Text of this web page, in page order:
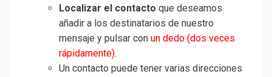
Localizar el contacto que deseamos
añadir a los destinatarios de nuestro
mensaje y pulsar con un dedo (dos veces
rápidamente).
Un contacto puede tener varias direcciones